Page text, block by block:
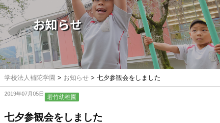
お知らせ
学校法人補陀学園 > お知らせ> 七夕参観会をしました
2019年07月05日 若竹幼稚園
七夕参観会をしました